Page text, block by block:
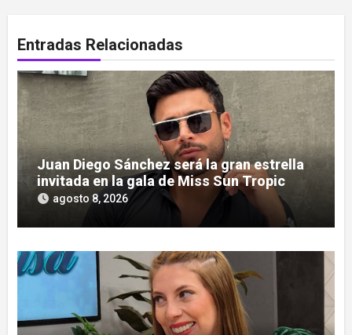
Entradas Relacionadas
Juan Diego Sánchez será la gran estrella
invitada en la gala de Miss Sun Tropic
agosto 8, 2026